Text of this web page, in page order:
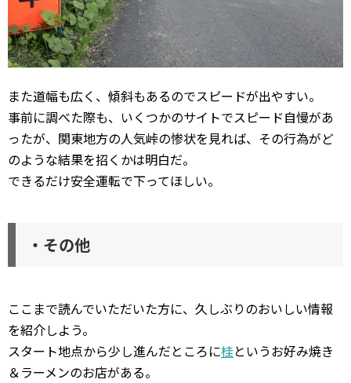
また道幅も広く、傾斜もあるのでスピードが出やすい。
事前に調べた際も、いくつかのサイトでスピード自慢があ
ったが、関東地方の人気峠の惨状を見れば、その行為がど
のような結果を招くかは明白だ。
できるだけ安全運転で下ってほしい。
・その他
ここまで読んでいただいた方に、久しぶりのおいしい情報
を紹介しよう。
スタート地点から少し進んだところに桂というお好み焼き
＆ラーメンのお店がある。